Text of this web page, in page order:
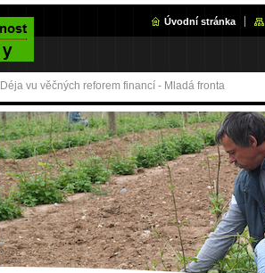
Úvodní stránka
Déja vu věčných reforem financí - Mladá fronta